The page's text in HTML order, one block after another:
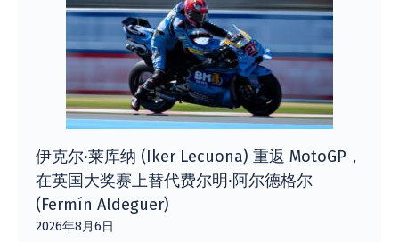
伊克尔·莱库纳 (Iker Lecuona) 重返 MotoGP，
在英国大奖赛上替代费尔明·阿尔德格尔
(Fermín Aldeguer)
2026年8月6日